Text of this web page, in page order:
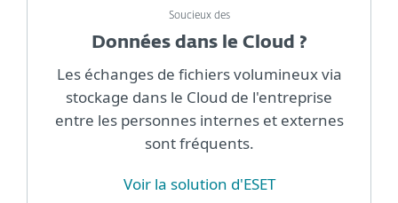
Soucieux des
Données dans le Cloud ?
Les échanges de fichiers volumineux via
stockage dans le Cloud de l'entreprise
entre les personnes internes et externes
sont fréquents.
Voir la solution d'ESET